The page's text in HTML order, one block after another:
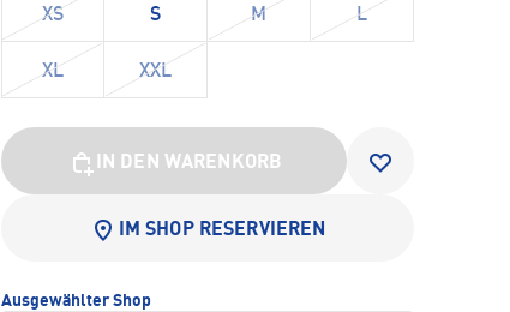
XS S M L
XL XXL
IN DEN WARENKORB
IM SHOP RESERVIEREN
Ausgewählter Shop